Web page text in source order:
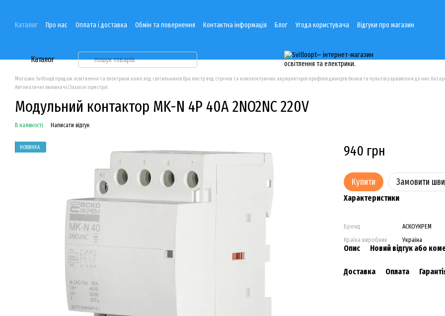
Каталог Про нас Оплата і доставка Обмін та повернення Контактна інформація Блог Угода користувача Відгуки про магазин
Каталог
Магазин Svitloopt продаж освітлення та електрики ламп лед світильників бра люстр лед стрічки та комплектуючих акумуляторів профілю димерів блоків та пультів уаравління до них
Автоматичні вимикачі/Захисні пристрої
Модульний контактор MK-N 4P 40A 2NO2NC 220V
В наявності Написати відгук
НОВИНКА 940 грн
Купити Замовити
Характеристики
Бренд
АСКОУКРЕМ
Країна виробник
Україна
Опис Новий відгук або
Доставка Оплата